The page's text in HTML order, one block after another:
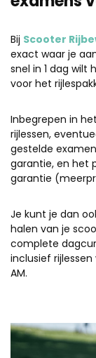
Bij Scooter
exact waar je
snel in 1 dag wilt
voor het
Inbegrepen in
rijlessen,
gestelde
garantie, en het
garantie
Je kunt je dan
halen van je
complete
inclusief
AM.